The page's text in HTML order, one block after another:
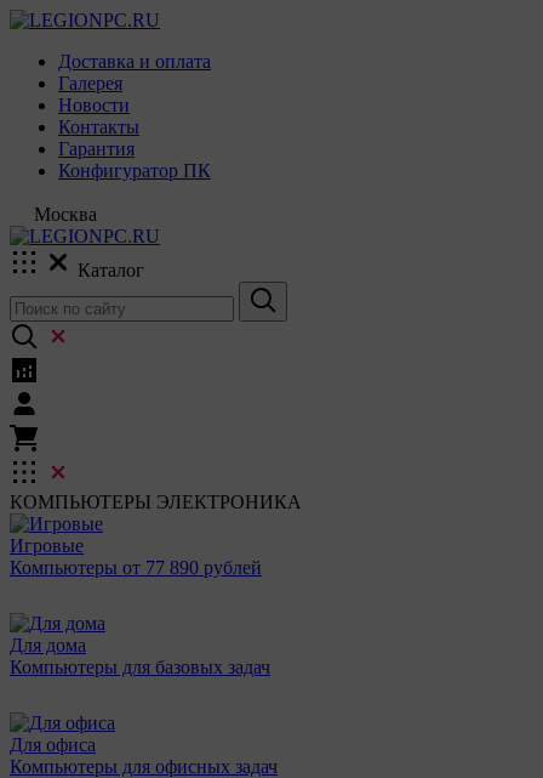
Доставка и оплата
Галерея
Новости
Контакты
Гарантия
Конфигуратор ПК
Москва
Каталог
КОМПЬЮТЕРЫ ЭЛЕКТРОНИКА
Игровые
Компьютеры от 77 890 рублей
Для дома
Компьютеры для базовых задач
Для офиса
Компьютеры для офисных задач